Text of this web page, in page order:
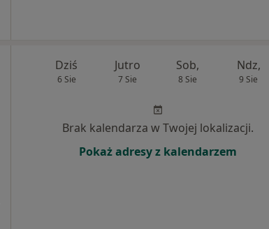
Dziś
6 Sie
Jutro
7 Sie
Sob,
8 Sie
Ndz,
9 Sie
Brak kalendarza w Twojej lokalizacji.
Pokaż adresy z kalendarzem